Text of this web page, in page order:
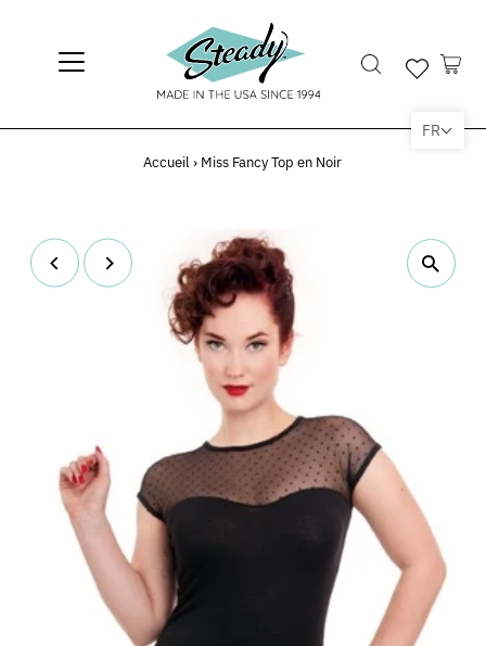
Accueil › Miss Fancy Top en Noir
FR